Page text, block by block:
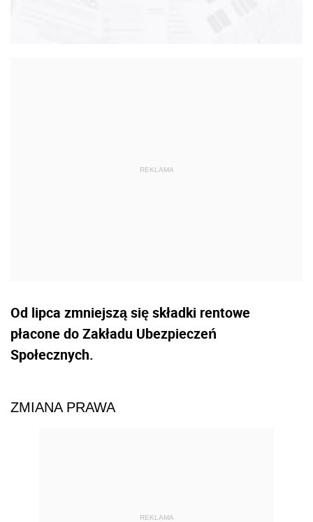
Od lipca zmniejszą się składki rentowe
płacone do Zakładu Ubezpieczeń
Społecznych.
ZMIANA PRAWA
REKLAMA